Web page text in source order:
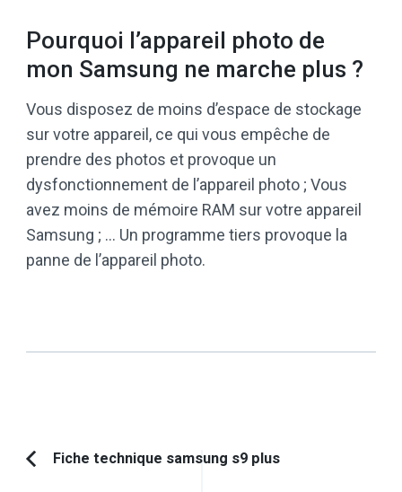
Pourquoi l’appareil photo de
mon Samsung ne marche plus ?
Vous disposez de moins d’espace de stockage
sur votre appareil, ce qui vous empêche de
prendre des photos et provoque un
dysfonctionnement de l’appareil photo ; Vous
avez moins de mémoire RAM sur votre appareil
Samsung ; … Un programme tiers provoque la
panne de l’appareil photo.
Navigation
Article
Fiche technique samsung s9 plus